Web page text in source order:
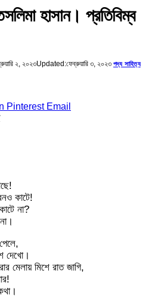
হাসান। প্রতিবিম্ব
২, ২০২৩Updated:ফেব্রুয়ারি ৩, ২০২৩ পদ্য সাহিত্য
Pinterest Email
কাটে!
না?
দেখো।
মেলায় মিশে রাত জাগি,